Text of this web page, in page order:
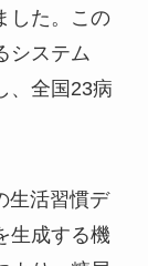
した。この
システム
、全国23病
生活習慣デ
生成する機